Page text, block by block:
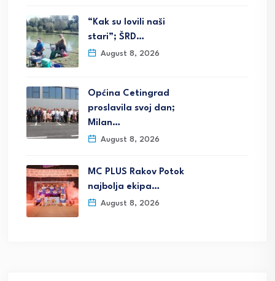
“Kak su lovili naši
stari”; ŠRD…
August 8, 2026
Općina Cetingrad
proslavila svoj dan;
Milan…
August 8, 2026
MC PLUS Rakov Potok
najbolja ekipa…
August 8, 2026